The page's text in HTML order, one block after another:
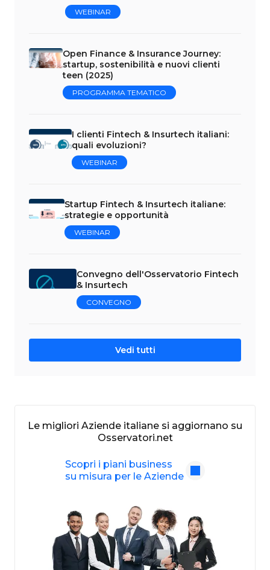
WEBINAR
Open Finance & Insurance Journey:
startup, sostenibilità e nuovi clienti
teen (2025)
PROGRAMMA TEMATICO
I clienti Fintech & Insurtech italiani:
quali evoluzioni?
WEBINAR
Startup Fintech & Insurtech italiane:
strategie e opportunità
WEBINAR
Convegno dell'Osservatorio Fintech
& Insurtech
CONVEGNO
Vedi tutti
Le migliori Aziende italiane si aggiornano su
Osservatori.net
Scopri i piani business
su misura per le Aziende